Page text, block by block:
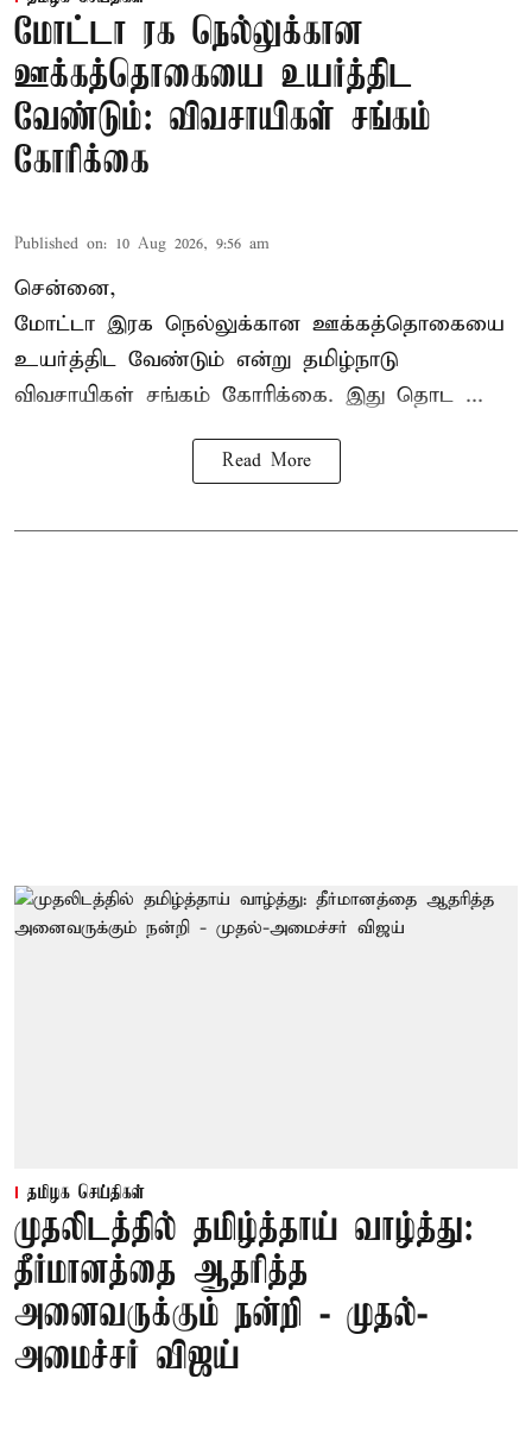
மோட்டா ரக நெல்லுக்கான
ஊக்கத்தொகையை உயர்த்திட
வேண்டும்: விவசாயிகள் சங்கம்
கோரிக்கை
Published on: 10 Aug 2026, 9:56 am
சென்னை,
மோட்டா இரக நெல்லுக்கான ஊக்கத்தொகையை
உயர்த்திட வேண்டும் என்று தமிழ்நாடு
விவசாயிகள் சங்கம் கோரிக்கை. இது தொட ...
Read More
தமிழக செய்திகள்
முதலிடத்தில் தமிழ்த்தாய் வாழ்த்து:
தீர்மானத்தை ஆதரித்த
அனைவருக்கும் நன்றி - முதல்-
அமைச்சர் விஜய்